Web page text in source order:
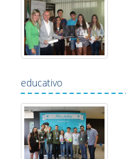
educativo